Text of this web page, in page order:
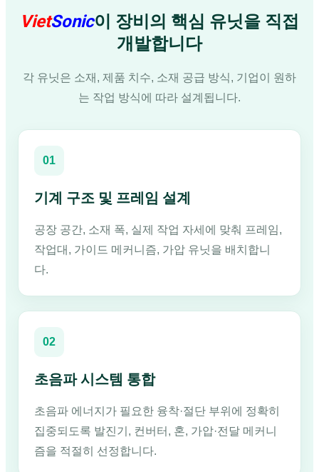
VietSonic이 장비의 핵심 유닛을 직접
개발합니다
각 유닛은 소재, 제품 치수, 소재 공급 방식, 기업이 원하
는 작업 방식에 따라 설계됩니다.
01
기계 구조 및 프레임 설계
공장 공간, 소재 폭, 실제 작업 자세에 맞춰 프레임,
작업대, 가이드 메커니즘, 가압 유닛을 배치합니
다.
02
초음파 시스템 통합
초음파 에너지가 필요한 융착·절단 부위에 정확히
집중되도록 발진기, 컨버터, 혼, 가압·전달 메커니
즘을 적절히 선정합니다.